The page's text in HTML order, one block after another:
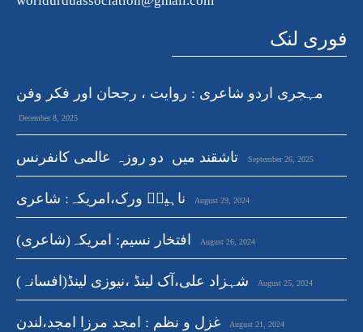
فوری لنک
مہجری اردو شاعری : روایت ، رجحان اور فکر وفن
December 8, 2025
تاشقند میں دو روزہ عالمی کانفرنس September 26, 2025
ناہیدؔ ورک،امریکہ: شاعری August 29, 2024
افتخار نسیم: امریکہ(شاعری) August 26, 2024
شہزاد علی،آک لینڈ ،نیوزی لینڈ(افسانہ) August 25, 2024
غزل و نظم : امجد مرزا امجد،لندن August 21, 2024